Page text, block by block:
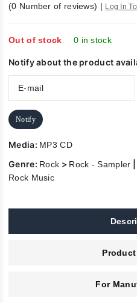
out
of
5
(0 Number of reviews) | Log In
Out of stock 0 in stock
Notify about the product
Notify
Media: MP3 CD
Genre: Rock > Rock - Sampler
Rock Music
For